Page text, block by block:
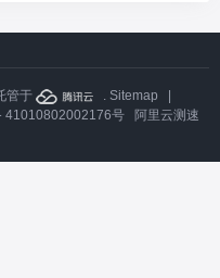
管于 . Sitemap
41010802002176号
阿里云测速